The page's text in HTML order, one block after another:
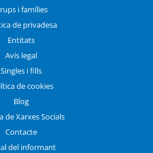
i famílies
de privadesa
Entitats
Avís legal
Singles i fills
de cookies
Blog
de Xarxes Socials
Contacte
del informant